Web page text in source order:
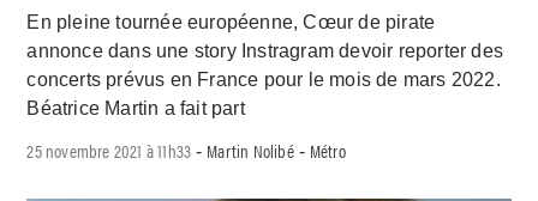
En pleine tournée européenne, Cœur de pirate
annonce dans une story Instragram devoir reporter des
concerts prévus en France pour le mois de mars 2022.
Béatrice Martin a fait part
25 novembre 2021 à 11h33 - Martin Nolibé- Métro